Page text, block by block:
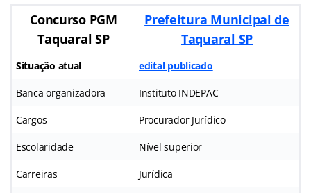
Concurso PGM
Taquaral SP
Prefeitura Municipal de
Taquaral SP
Situação atual edital publicado
Banca organizadora Instituto INDEPAC
Cargos Procurador Jurídico
Escolaridade Nível superior
Carreiras Jurídica